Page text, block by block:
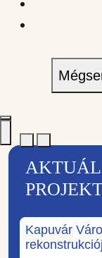
Kapuvár